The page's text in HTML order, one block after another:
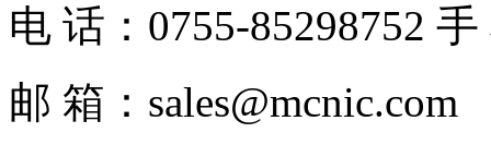
电 话：0755-85298752
邮 箱：sales@mcnic.com